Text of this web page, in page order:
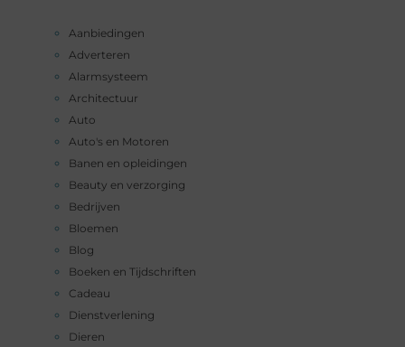
Aanbiedingen
Adverteren
Alarmsysteem
Architectuur
Auto
Auto's en Motoren
Banen en opleidingen
Beauty en verzorging
Bedrijven
Bloemen
Blog
Boeken en Tijdschriften
Cadeau
Dienstverlening
Dieren